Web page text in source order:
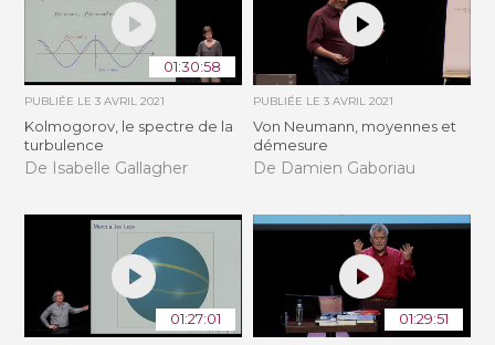
01:30:58
PUBLIÉE LE3 AVRIL 2021
Kolmogorov, le spectre de la
turbulence
De Isabelle Gallagher
PUBLIÉE LE 3 AVRIL 2021
Von Neumann, moyennes et
démesure
De Damien Gaboriau
01:27:01 01:29:51